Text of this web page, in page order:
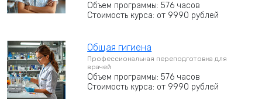
Объем программы: 576 часов
Стоимость курса: от 9990 рублей
Общая гигиена
Профессиональная переподготовка для
врачей
Объем программы: 576 часов
Стоимость курса: от 9990 рублей